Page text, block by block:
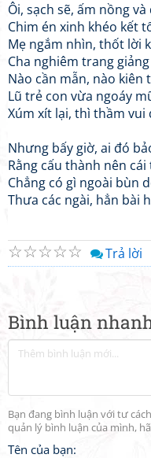
Bình luận
Bạn đang bình luận với tư
quản lý bình luận của mình,
Tên của bạn:
Ôi, sạch sẽ, ấm nồng
Chim én xinh khéo kết
Mẹ ngắm nhìn, thốt lời
Cha nghiêm trang
Nào cần mẫn, nào kiên
Lũ trẻ con vừa ngoáy
Xúm xít lại, thì thầm vui
Nhưng bấy giờ, ai đó
Rằng cấu thành nên
Chẳng có gì ngoài bùn
Thưa các ngài, hẳn bài
☆
☆
☆
☆
☆ Trả lời